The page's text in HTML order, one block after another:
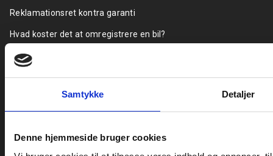
Reklamationsret kontra garanti
Hvad koster det at omregistrere en bil?
Find Forhandlere
GDPR
Privatlivspolitik (generel)